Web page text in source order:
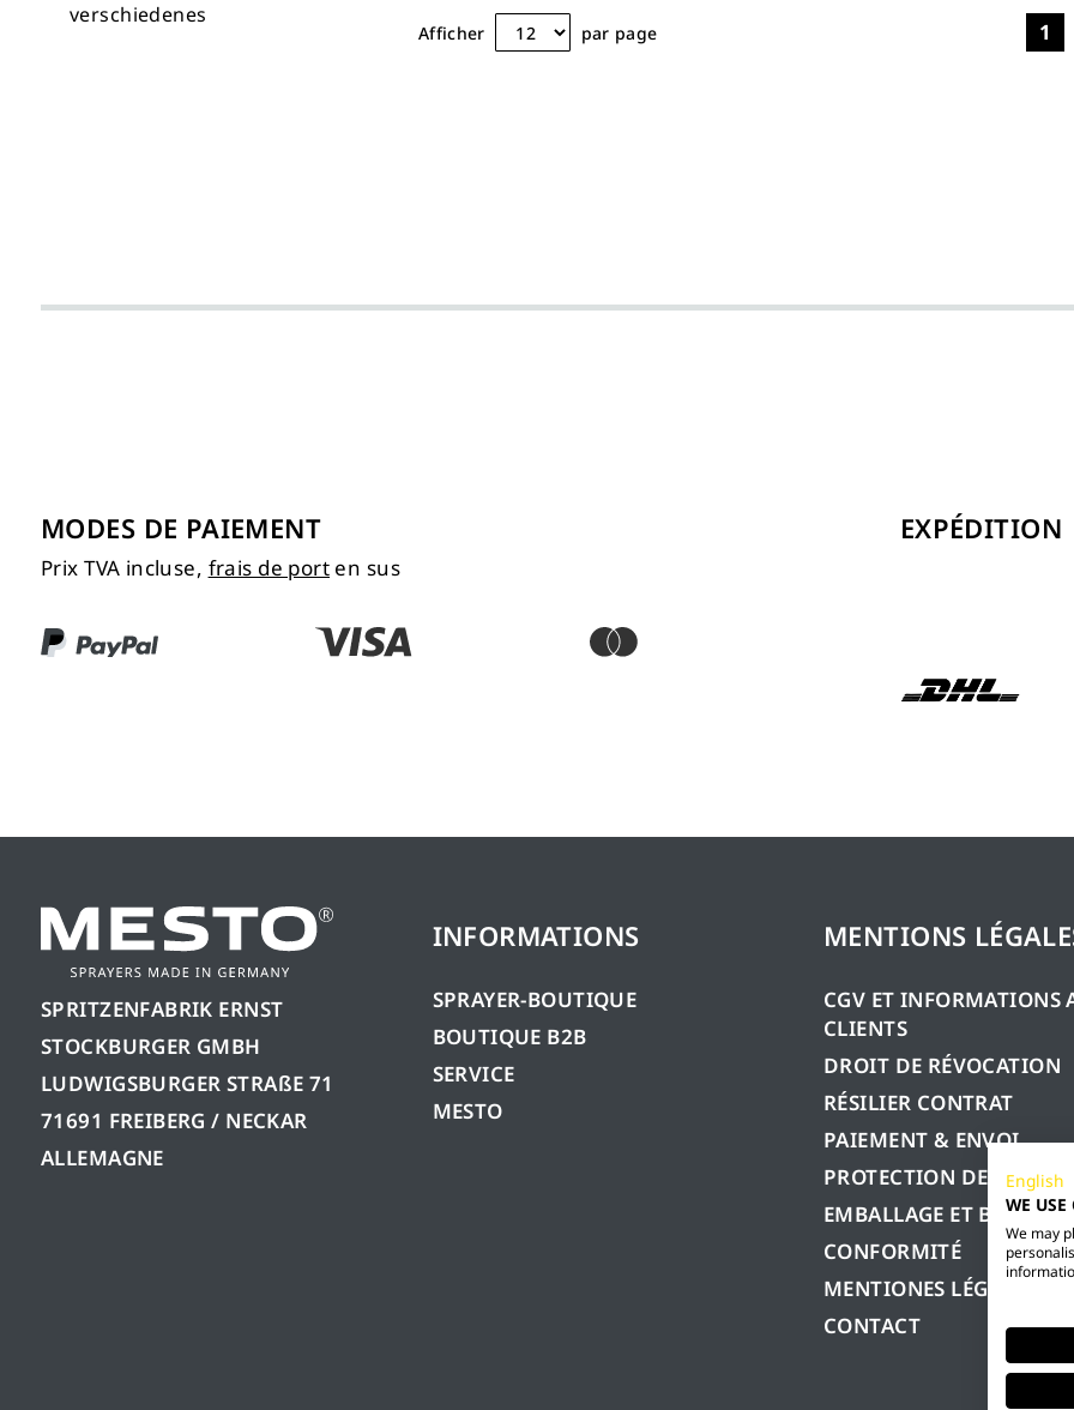
verschiedenes
Afficher par page 1
MODES DE PAIEMENT
Prix TVA incluse, frais de port en sus
EXPÉDITION
SPRITZENFABRIK ERNST
STOCKBURGER GMBH
LUDWIGSBURGER STRAßE 71
71691 FREIBERG / NECKAR
ALLEMAGNE
INFORMATIONS
SPRAYER-BOUTIQUE
BOUTIQUE B2B
SERVICE
MESTO
MENTIONS
CGV ET INFORMATIONS
CLIENTS
DROIT DE RÉVOCATION
RÉSILIER CONTRAT
PAIEMENT & ENVOI
PROTECTION DES
EMBALLAGE ET BATTERIE
CONFORMITÉ
MENTIONES LÉGALES
CONTACT
English
WE USE
We may